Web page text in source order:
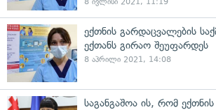
ექთნის გარდაცვალების
ექთანს გირაო შეუფარდეს
8 აპრილი 2021, 14:08
საგანგაშოა ის, რომ ექთნის